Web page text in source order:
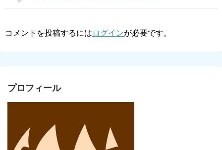
コメントを投稿するには ログインが必要です。
プロフィール